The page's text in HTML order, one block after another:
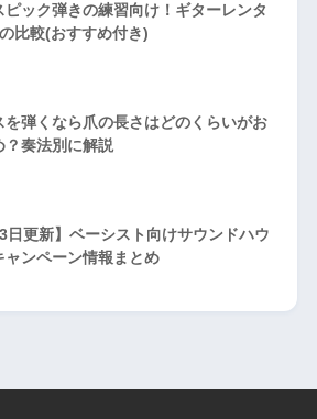
ピック弾きの練習向け！ギターレンタ
比較(おすすめ付き)
を弾くなら爪の長さはどのくらいがお
？奏法別に解説
3日更新】ベーシスト向けサウンドハウ
ャンペーン情報まとめ